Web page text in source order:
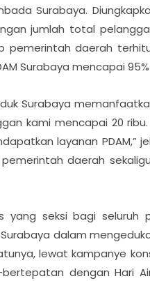
Surabaya.
jumlah total
pemerintah daerah
Surabaya mencapai 95%.
Surabaya
kami mencapai 20
layanan PDAM,”
daerah
yang seksi bagi seluruh
dalam
lewat kampanye
dengan Hari